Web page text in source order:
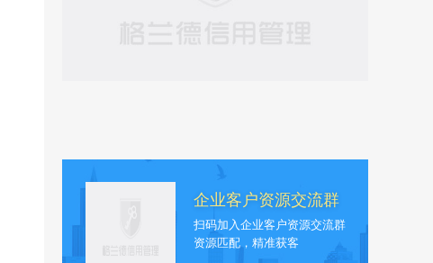
企业客户资源交流群
扫码加入企业客户资源交流群
资源匹配，精准获客